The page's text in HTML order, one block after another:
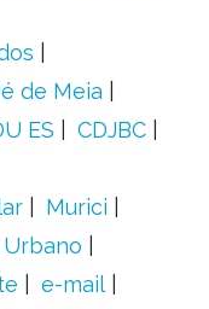
de Meia
ES
CDJBC
Murici
e-mail